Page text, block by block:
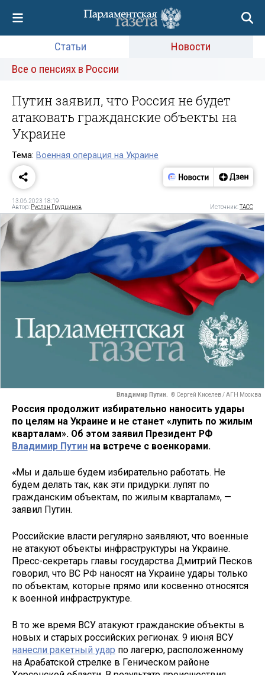
Статьи
Новости
Все о пенсиях в России
Путин заявил, что Россия не будет
атаковать гражданские объекты на
Украине
Тема: Военная операция на Украине
13.06.2023 18:19
Автор: Руслан Грудцинов Источник:ТАСС
Владимир Путин. © Сергей Киселев / АГН Москва
Россия продолжит избирательно наносить удары
по целям на Украине и не станет «лупить по жилым
кварталам». Об этом заявил Президент РФ
Владимир Путин на встрече с военкорами.
«Мы и дальше будем избирательно работать. Не
будем делать так, как эти придурки: лупят по
гражданским объектам, по жилым кварталам», —
заявил Путин.
Российские власти регулярно заявляют, что военные
не атакуют объекты инфраструктуры на Украине.
Пресс-секретарь главы государства Дмитрий Песков
говорил, что ВС РФ наносят на Украине удары только
по объектам, которые прямо или косвенно относятся
к военной инфраструктуре.
В то же время ВСУ атакуют гражданские объекты в
новых и старых российских регионах. 9 июня ВСУ
нанесли ракетный удар по лагерю, расположенному
на Арабатской стрелке в Геническом районе